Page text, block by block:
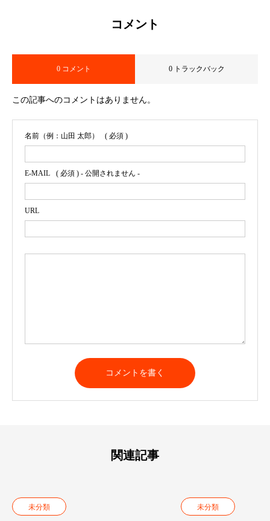
コメント
0 コメント 0 トラックバック
この記事へのコメントはありません。
名前（例：山田 太郎） ( 必須 )
E-MAIL ( 必須 ) - 公開されません -
URL
関連記事
未分類 未分類